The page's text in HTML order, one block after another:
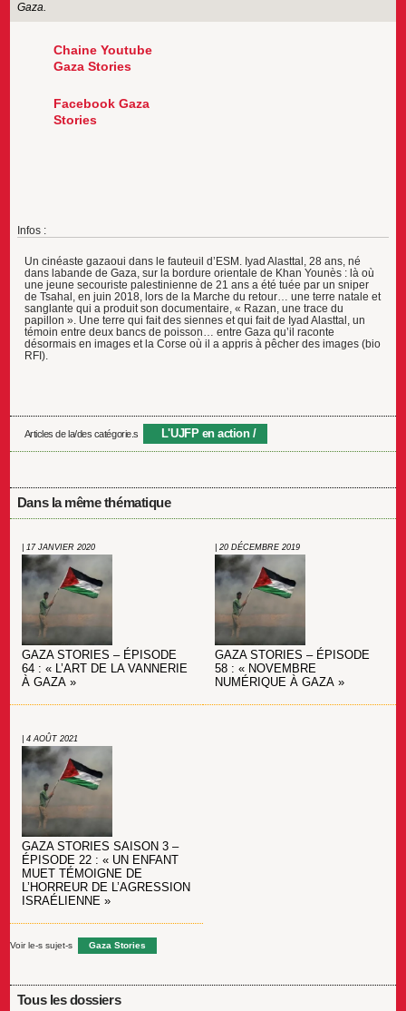
Gaza.
Chaine Youtube
Gaza Stories
Facebook Gaza
Stories
Infos :
Un cinéaste gazaoui dans le fauteuil d’ESM. Iyad Alasttal, 28 ans, né
dans labande de Gaza, sur la bordure orientale de Khan Younès : là où
une jeune secouriste palestinienne de 21 ans a été tuée par un sniper
de Tsahal, en juin 2018, lors de la Marche du retour… une terre natale et
sanglante qui a produit son documentaire, « Razan, une trace du
papillon ». Une terre qui fait des siennes et qui fait de Iyad Alasttal, un
témoin entre deux bancs de poisson… entre Gaza qu’il raconte
désormais en images et la Corse où il a appris à pêcher des images (bio
RFI).
Articles de la/des catégorie.s L'UJFP en action
Dans la même thématique
| 17 JANVIER 2020
GAZA STORIES – ÉPISODE
64 : « L’ART DE LA VANNERIE
À GAZA »
| 20 DÉCEMBRE 2019
GAZA STORIES – ÉPISODE
58 : « NOVEMBRE
NUMÉRIQUE À GAZA »
| 4 AOÛT 2021
GAZA STORIES SAISON 3 –
ÉPISODE 22 : « UN ENFANT
MUET TÉMOIGNE DE
L’HORREUR DE L’AGRESSION
ISRAÉLIENNE »
Voir le-s sujet-s Gaza Stories
Tous les dossiers